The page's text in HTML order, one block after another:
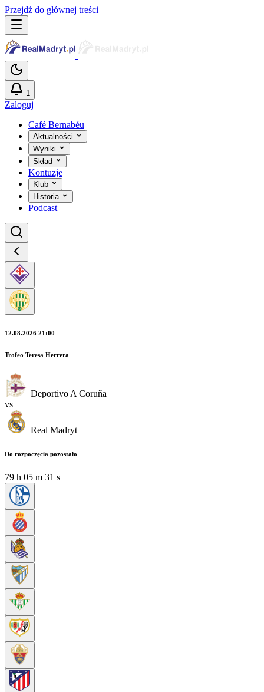
Przejdź do głównej treści
1
Zaloguj
Café Bernabéu
Aktualności
Wyniki
Skład
Kontuzje
Klub
Historia
Podcast
12.08.2026 21:00
Trofeo Teresa Herrera
Deportivo A Coruña
vs
Real Madryt
Do rozpoczęcia pozostało
79 h 05 m 31 s